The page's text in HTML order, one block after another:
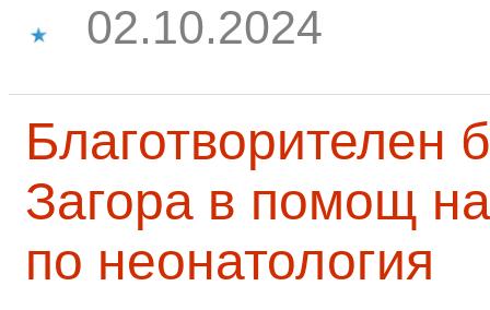
02.10.2024
Благотворителен
Загора в помощ
по неонатология